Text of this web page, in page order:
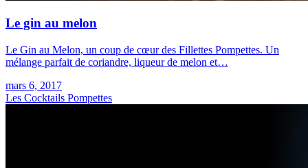
Le gin au melon
Le Gin au Melon, un coup de cœur des Fillettes Pompettes. Un
mélange parfait de coriandre, liqueur de melon et…
mars 6, 2017
Les Cocktails Pompettes